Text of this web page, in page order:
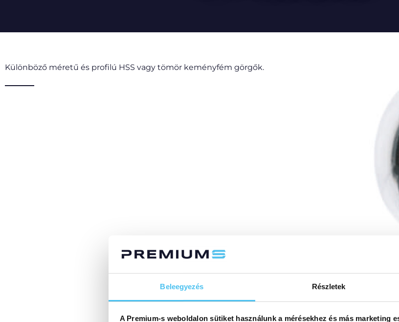
Beleegyezés Részletek
A Premium-s weboldalon sütiket használunk a mérésekhez és más marketing
Különböző méretű és profilú HSS vagy tömör keményfém görgők.